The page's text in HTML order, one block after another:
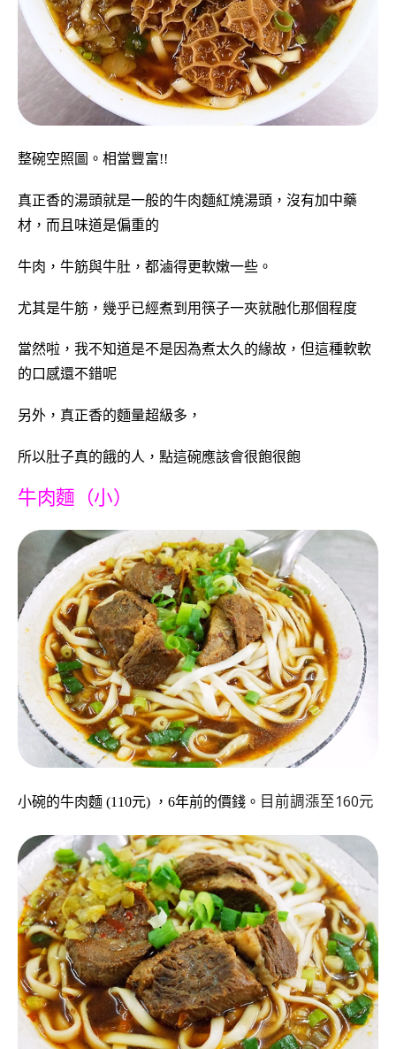
整碗空照圖。相當豐富!!
真正香的湯頭就是一般的牛肉麵紅燒湯頭，沒有加中藥
材，而且味道是偏重的
牛肉，牛筋與牛肚，都滷得更軟嫩一些。
尤其是牛筋，幾乎已經煮到用筷子一夾就融化那個程度
當然啦，我不知道是不是因為煮太久的緣故，但這種軟軟
的口感還不錯呢
另外，真正香的麵量超級多，
所以肚子真的餓的人，點這碗應該會很飽很飽
牛肉麵（小）
小碗的牛肉麵 (110元) ，6年前的價錢。 目前調漲至160元